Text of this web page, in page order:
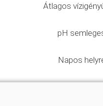
Átlagos
pH
Napos